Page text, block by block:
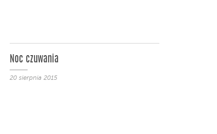
Noc czuwania
20 sierpnia 2015